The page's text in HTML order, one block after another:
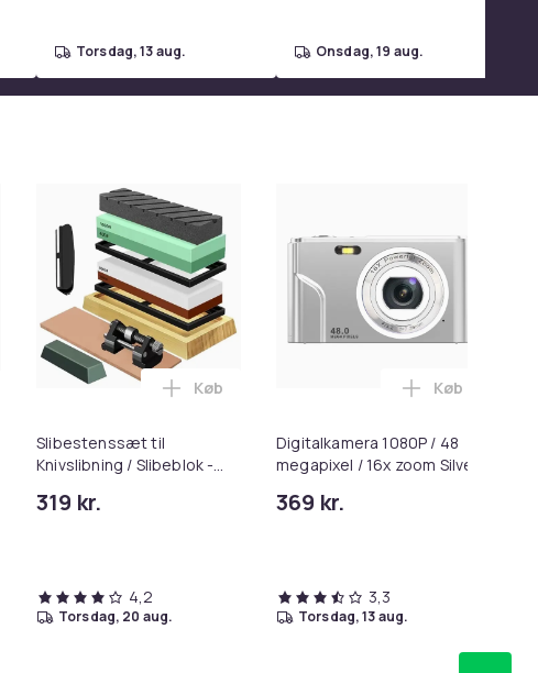
torsdag, 13 aug. onsdag, 19 aug.
i kurven- 10W (10-Pack) i kurven
Black & Decker GL4525, GL5028, GLC1423L,
Slibestenssæt til
Knivslibning / Slibeblok -
319 kr.
Læg Slibestenssæt til Knivslibning /
Køb
4,2
torsdag, 20 aug.
Digitalkamera 1080P / 48
megapixel / 16x zoom Silver
369 kr.
Læg
Køb
3,3
torsdag, 13 aug.